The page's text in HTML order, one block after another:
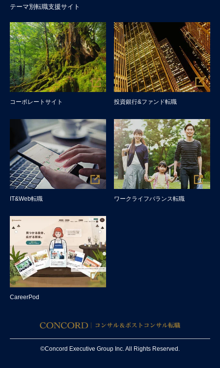
テーマ別転職支援サイト
コーポレートサイト 投資銀行&ファンド転職
IT&Web転職 ワークライフバランス転職
CareerPod
©Concord Executive Group Inc. All Rights Reserved.